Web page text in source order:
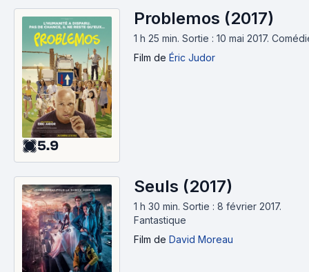
5.9
Problemos (2017)
1 h 25 min. Sortie : 10 mai 2017.
Film de Éric Judor
Seuls (2017)
1 h 30 min. Sortie : 8 février 2017.
Fantastique
Film de David Moreau